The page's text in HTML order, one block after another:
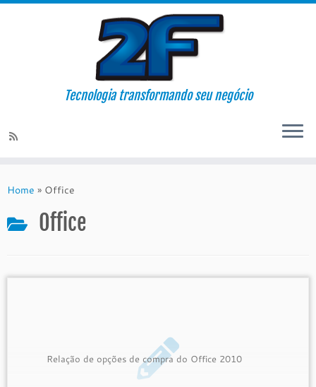
Tecnologia transformando seu negócio
Home » Office
Office
Relação de opções de compra do Office 2010